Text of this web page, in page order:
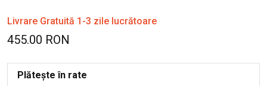
Livrare Gratuită 1-3 zile lucrătoare
455.00 RON
Plătește în rate